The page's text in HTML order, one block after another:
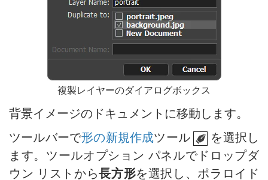
複製レイヤーのダイアログボックス
背景イメージのドキュメントに移動します。
ツールバーで形の新規作成ツール
を選択し
ます。ツールオプション パネルでドロップダ
ウン リストから長方形を選択し、ポラロイド